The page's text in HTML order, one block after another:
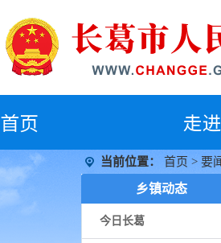
首页 走
当前位置： 首页 > 要
乡镇动态
今日长葛